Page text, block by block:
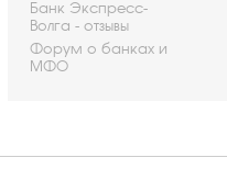
Банк Экспресс-
Волга - отзывы
Форум о банках и
МФО